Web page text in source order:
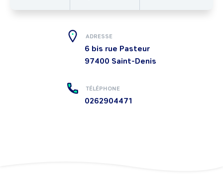
ADRESSE
6 bis rue Pasteur
97400 Saint-Denis
TÉLÉPHONE
0262904471